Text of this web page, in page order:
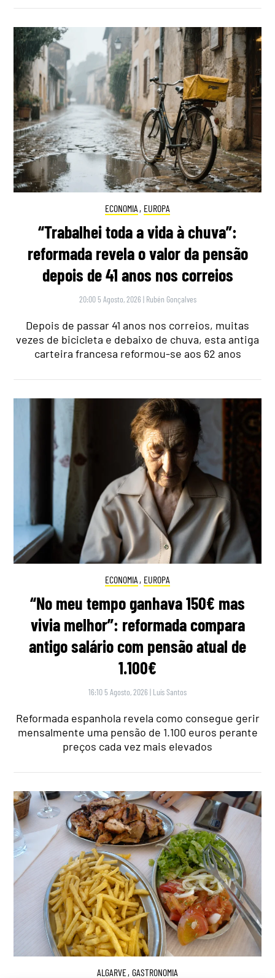
ECONOMIA , EUROPA
“Trabalhei toda a vida à chuva”:
reformada revela o valor da pensão
depois de 41 anos nos correios
20:00 5 Agosto, 2026 | Rubén Gonçalves
Depois de passar 41 anos nos correios, muitas
vezes de bicicleta e debaixo de chuva, esta antiga
carteira francesa reformou-se aos 62 anos
ECONOMIA , EUROPA
“No meu tempo ganhava 150€ mas
vivia melhor”: reformada compara
antigo salário com pensão atual de
1.100€
16:10 5 Agosto, 2026 | Luís Santos
Reformada espanhola revela como consegue gerir
mensalmente uma pensão de 1.100 euros perante
preços cada vez mais elevados
ALGARVE, GASTRONOMIA